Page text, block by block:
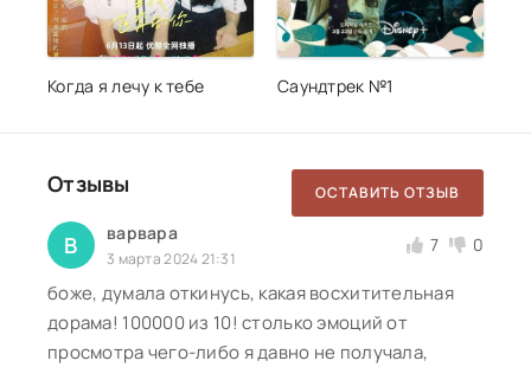
Когда я лечу к тебе Саундтрек №1
Отзывы ОСТАВИТЬ ОТЗЫВ
В варвара
3 марта 2024 21:31
7 0
боже, думала откинусь, какая восхитительная
дорама! 100000 из 10! столько эмоций от
просмотра чего-либо я давно не получала,